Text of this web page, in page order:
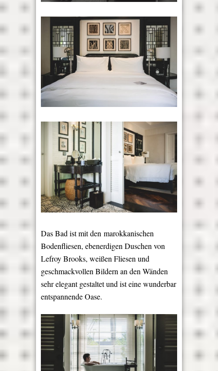
Das Bad ist mit den marokkanischen
Bodenfliesen, ebenerdigen Duschen von
Lefroy Brooks, weißen Fliesen und
geschmackvollen Bildern an den Wänden
sehr elegant gestaltet und ist eine wunderbar
entspannende Oase.